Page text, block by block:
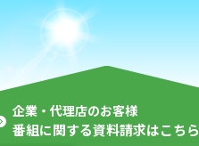
企業・代理店のお客様
番組に関する資料請求はこちら